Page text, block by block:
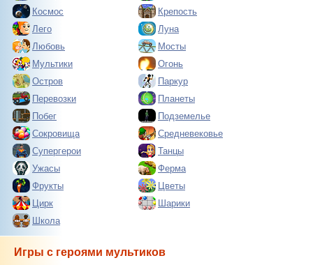
Космос
Крепость
Лего
Луна
Любовь
Мосты
Мультики
Огонь
Остров
Паркур
Перевозки
Планеты
Побег
Подземелье
Сокровища
Средневековье
Супергерои
Танцы
Ужасы
Ферма
Фрукты
Цветы
Цирк
Шарики
Школа
Игры с героями мультиков